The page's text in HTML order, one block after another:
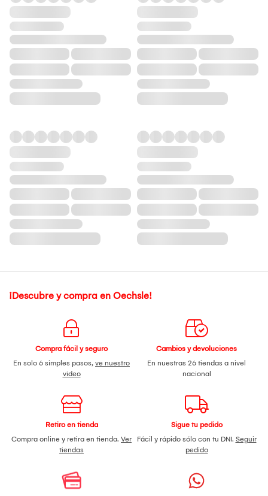
¡Descubre y compra en Oechsle!
Compra fácil y seguro
En solo 6 simples pasos, ve nuestro
video
Cambios y devoluciones
En nuestras 26 tiendas a nivel
nacional
Retiro en tienda
Compra online y retira en tienda. Ver
tiendas
Sigue tu pedido
Fácil y rápido sólo con tu DNI. Seguir
pedido